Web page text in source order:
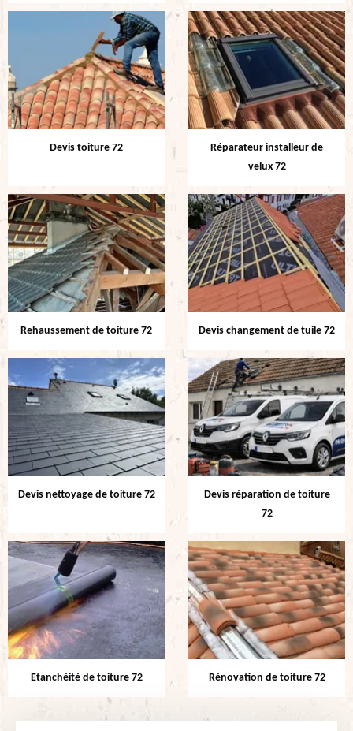
Devis toiture 72
Réparateur installeur de
velux 72
Rehaussement de toiture 72 Devis changement de tuile 72
Devis nettoyage de toiture 72
Devis réparation de toiture
72
Etanchéité de toiture 72 Rénovation de toiture 72